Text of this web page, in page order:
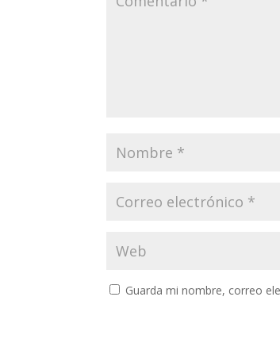
Guarda mi nombre, correo